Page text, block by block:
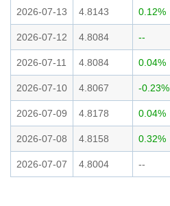
2026-07-13 4.8143 0.12%
2026-07-12 4.8084 --
2026-07-11 4.8084 0.04%
2026-07-10 4.8067 -0.23%
2026-07-09 4.8178 0.04%
2026-07-08 4.8158 0.32%
2026-07-07 4.8004 --